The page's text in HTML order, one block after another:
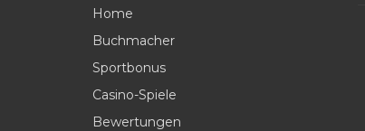
Home
Buchmacher
Sportbonus
Casino-Spiele
Bewertungen